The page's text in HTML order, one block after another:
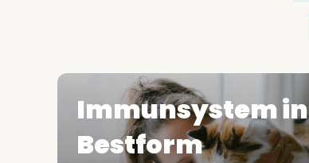
Immunsystem in
Bestform